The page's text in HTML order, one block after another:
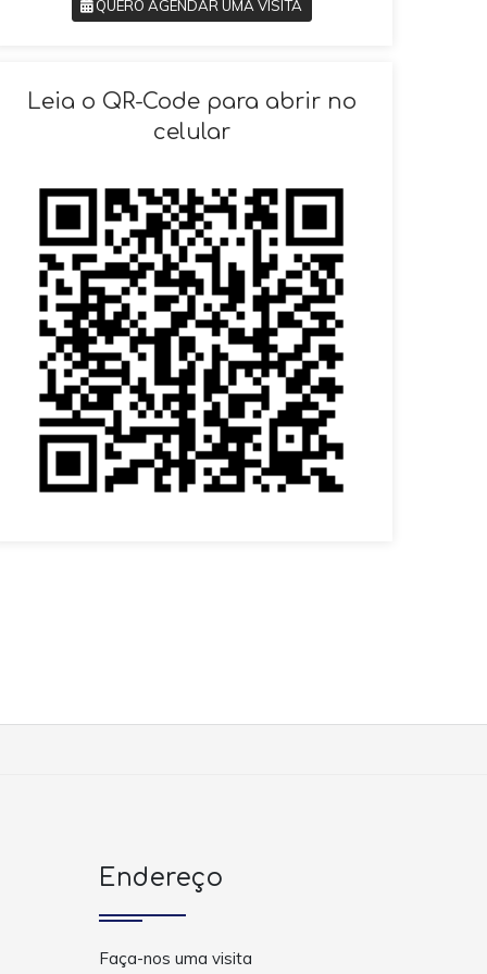
QUERO AGENDAR UMA VISITA
VOLTAR
Leia o QR-Code para abrir no
celular
Endereço
Faça-nos uma visita